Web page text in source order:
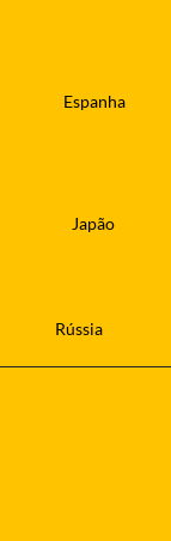
Espanha
Japão
Rússia